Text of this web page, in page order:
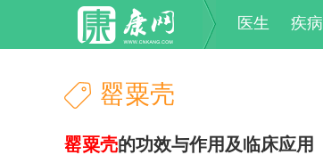
医生 疾病
罂粟壳
罂粟壳的功效与作用及临床应用